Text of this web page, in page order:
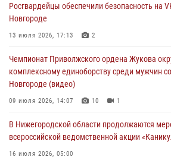
13 июля 2026, 06:45
Росгвардейцы предотвратили серию краж в
Росгвардейцы обеспечили безопасность на
Новгороде
13 июля 2026, 17:13 2
Чемпионат Приволжского ордена Жукова
комплексному единоборству среди мужчин
Новгороде (видео)
09 июля 2026, 14:07 10 1
В Нижегородской области продолжаются
всероссийской ведомственной акции
16 июля 2026, 05:00